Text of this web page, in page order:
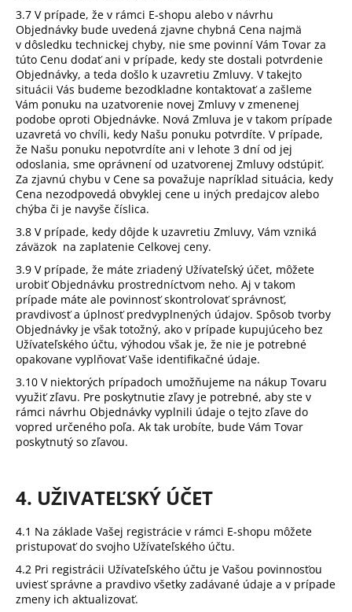
3.7 V prípade, že v rámci E-shopu alebo v návrhu
Objednávky bude uvedená zjavne chybná Cena najmä
v dôsledku technickej chyby, nie sme povinní Vám Tovar za
túto Cenu dodať ani v prípade, kedy ste dostali potvrdenie
Objednávky, a teda došlo k uzavretiu Zmluvy. V takejto
situácii Vás budeme bezodkladne kontaktovať a zašleme
Vám ponuku na uzatvorenie novej Zmluvy v zmenenej
podobe oproti Objednávke. Nová Zmluva je v takom prípade
uzavretá vo chvíli, kedy Našu ponuku potvrdíte. V prípade,
že Našu ponuku nepotvrdíte ani v lehote 3 dní od jej
odoslania, sme oprávnení od uzatvorenej Zmluvy odstúpiť.
Za zjavnú chybu v Cene sa považuje napríklad situácia, kedy
Cena nezodpovedá obvyklej cene u iných predajcov alebo
chýba či je navyše číslica.
3.8 V prípade, kedy dôjde k uzavretiu Zmluvy, Vám vzniká
záväzok na zaplatenie Celkovej ceny.
3.9 V prípade, že máte zriadený Užívateľský účet, môžete
urobiť Objednávku prostredníctvom neho. Aj v takom
prípade máte ale povinnosť skontrolovať správnosť,
pravdivosť a úplnosť predvyplnených údajov. Spôsob tvorby
Objednávky je však totožný, ako v prípade kupujúceho bez
Užívateľského účtu, výhodou však je, že nie je potrebné
opakovane vyplňovať Vaše identifikačné údaje.
3.10 V niektorých prípadoch umožňujeme na nákup Tovaru
využiť zľavu. Pre poskytnutie zľavy je potrebné, aby ste v
rámci návrhu Objednávky vyplnili údaje o tejto zľave do
vopred určeného poľa. Ak tak urobíte, bude Vám Tovar
poskytnutý so zľavou.
4. UŽIVATEĽSKÝ ÚČET
4.1 Na základe Vašej registrácie v rámci E-shopu môžete
pristupovať do svojho Užívateľského účtu.
4.2 Pri registrácii Užívateľského účtu je Vašou povinnosťou
uviesť správne a pravdivo všetky zadávané údaje a v prípade
zmeny ich aktualizovať.